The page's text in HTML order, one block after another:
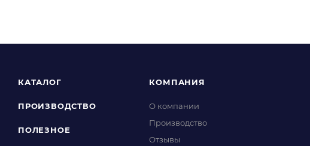
КАТАЛОГ
ПРОИЗВОДСТВО
ПОЛЕЗНОЕ
КОМПАНИЯ
О компании
Производство
Отзывы